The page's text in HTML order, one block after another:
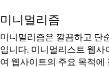
미니멀리즘
미니멀리즘은 깔끔하고 단
입니다. 미니멀리스트 웹
여 웹사이트의 주요 목적